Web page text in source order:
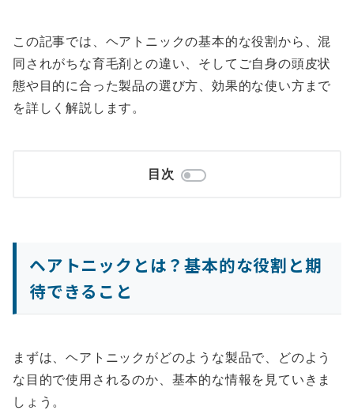
この記事では、ヘアトニックの基本的な役割から、混
同されがちな育毛剤との違い、そしてご自身の頭皮状
態や目的に合った製品の選び方、効果的な使い方まで
を詳しく解説します。
目次
ヘアトニックとは？基本的な役割と期
待できること
まずは、ヘアトニックがどのような製品で、どのよう
な目的で使用されるのか、基本的な情報を見ていきま
しょう。